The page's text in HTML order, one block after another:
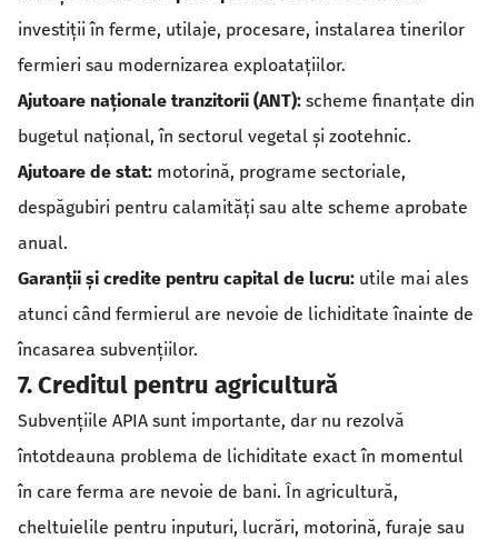
investiții în ferme, utilaje, procesare, instalarea tinerilor
fermieri sau modernizarea exploatațiilor.
Ajutoare naționale tranzitorii (ANT): scheme finanțate din
bugetul național, în sectorul vegetal și zootehnic.
Ajutoare de stat: motorină, programe sectoriale,
despăgubiri pentru calamități sau alte scheme aprobate
anual.
Garanții și credite pentru capital de lucru: utile mai ales
atunci când fermierul are nevoie de lichiditate înainte de
încasarea subvențiilor.
7. Creditul pentru agricultură
Subvențiile APIA sunt importante, dar nu rezolvă
întotdeauna problema de lichiditate exact în momentul
în care ferma are nevoie de bani. În agricultură,
cheltuielile pentru inputuri, lucrări, motorină, furaje sau